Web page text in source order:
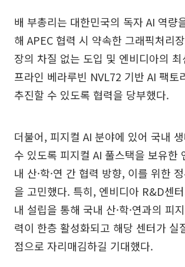
배 부총리는 대한민국의 독자 AI 역량
해 APEC 협력 시 약속한 그래픽처리
장의 차질 없는 도입 및 엔비디아의 최
프라인 베라루빈 NVL72 기반 AI 팩토
추진할 수 있도록 협력을 당부했다.
더불어, 피지컬 AI 분야에 있어 국내
수 있도록 피지컬 AI 풀스택을 보유한
내 산·학·연 간 협력 방향, 이를 위한
을 고민했다. 특히, 엔비디아 R&D센
내 설립을 통해 국내 산·학·연과의 피
력이 한층 활성화되고 해당 센터가 실
점으로 자리매김하길 기대했다.